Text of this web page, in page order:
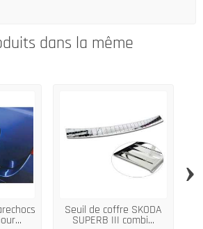
dans la même
Seuil de coffre SKODA
SUPERB III combi...
›